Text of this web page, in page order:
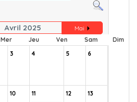
Avril 2025
Mai
Mer Jeu Ven Sam
Dim
3 4 5 6
10 11 12 13